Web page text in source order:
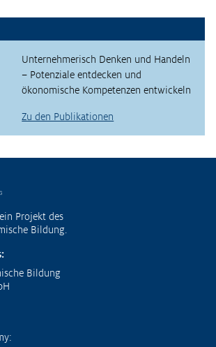
Unternehmerisch Denken und Handeln
– Potenziale entdecken und
ökonomische Kompetenzen entwickeln
Zu den Publikationen
Projekt des
Bildung.
Bildung